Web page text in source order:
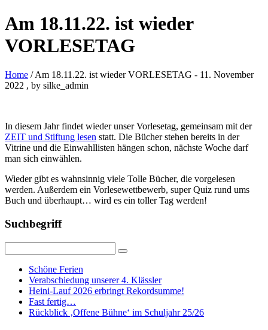
Am 18.11.22. ist wieder
VORLESETAG
Home / Am 18.11.22. ist wieder VORLESETAG - 11. November
2022 , by silke_admin
In diesem Jahr findet wieder unser Vorlesetag, gemeinsam mit der
ZEIT und Stiftung lesen statt. Die Bücher stehen bereits in der
Vitrine und die Einwahllisten hängen schon, nächste Woche darf
man sich einwählen.
Wieder gibt es wahnsinnig viele Tolle Bücher, die vorgelesen
werden. Außerdem ein Vorlesewettbewerb, super Quiz rund ums
Buch und überhaupt… wird es ein toller Tag werden!
Suchbegriff
Schöne Ferien
Verabschiedung unserer 4. Klässler
Heini-Lauf 2026 erbringt Rekordsumme!
Fast fertig…
Rückblick ‚Offene Bühne‘ im Schuljahr 25/26